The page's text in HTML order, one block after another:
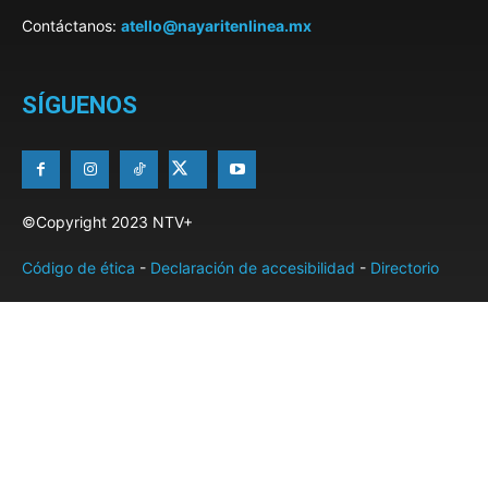
Contáctanos: atello@nayaritenlinea.mx
SÍGUENOS
©Copyright 2023 NTV+
Código de ética - Declaración de accesibilidad - Directorio